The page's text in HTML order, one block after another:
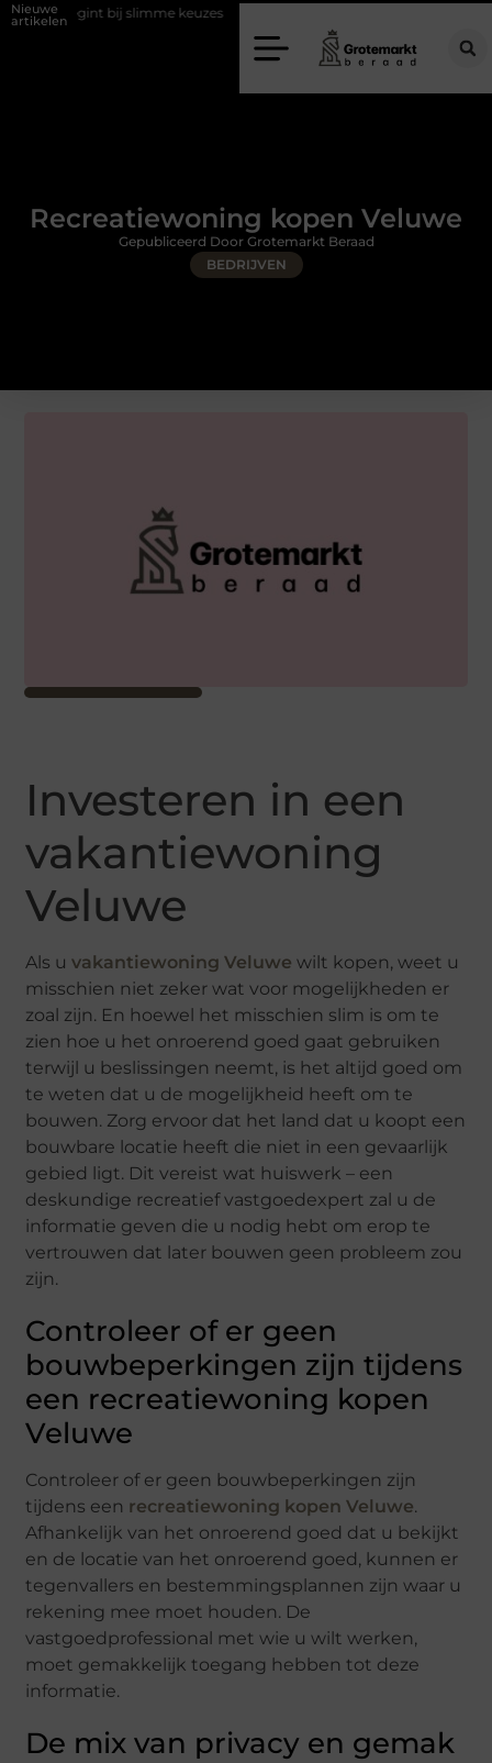
Nieuwe
artikelen
slimme keuzes Waarom kiezen voor een rijschool in Utrecht?
Recreatiewoning kopen Veluwe
BEDRIJVEN
Gepubliceerd Door Grotemarkt Beraad
Investeren in een
vakantiewoning
Veluwe
Als uvakantiewoning Veluwe wilt kopen, weet u
misschien niet zeker wat voor mogelijkheden er
zoal zijn. En hoewel het misschien slim is om te
zien hoe u het onroerend goed gaat gebruiken
terwijl u beslissingen neemt, is het altijd goed om
te weten dat u de mogelijkheid heeft om te
bouwen. Zorg ervoor dat het land dat u koopt een
bouwbare locatie heeft die niet in een gevaarlijk
gebied ligt. Dit vereist wat huiswerk – een
deskundige recreatief vastgoedexpert zal u de
informatie geven die u nodig hebt om erop te
vertrouwen dat later bouwen geen probleem zou
zijn.
Controleer of er geen
bouwbeperkingen zijn tijdens
een recreatiewoning kopen
Veluwe
Controleer of er geen bouwbeperkingen zijn
tijdens een recreatiewoning kopen Veluwe.
Afhankelijk van het onroerend goed dat u bekijkt
en de locatie van het onroerend goed, kunnen er
tegenvallers en bestemmingsplannen zijn waar u
rekening mee moet houden. De
vastgoedprofessional met wie u wilt werken,
moet gemakkelijk toegang hebben tot deze
informatie.
De mix van privacy en gemak